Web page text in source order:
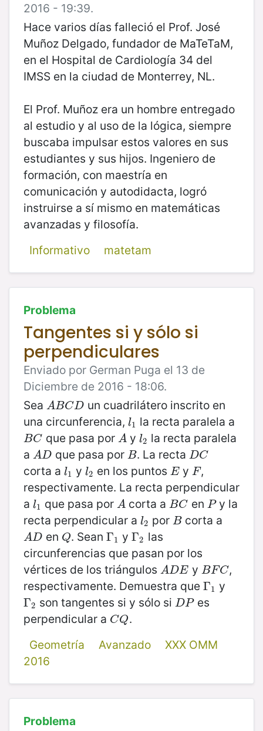
2016 - 19:39.
Hace varios días falleció el Prof. José
Muñoz Delgado, fundador de MaTeTaM,
en el Hospital de Cardiología 34 del
IMSS en la ciudad de Monterrey, NL.
El Prof. Muñoz era un hombre entregado
al estudio y al uso de la lógica, siempre
buscaba impulsar estos valores en sus
estudiantes y sus hijos. Ingeniero de
formación, con maestría en
comunicación y autodidacta, logró
instruirse a sí mismo en matemáticas
avanzadas y filosofía.
Informativo
matetam
Problema
Tangentes si y sólo si
perpendiculares
Enviado por German Puga el 13 de
Diciembre de 2016 - 18:06.
Sea A BCD
ABCD
un cuadrilátero inscrito en
una circunferencia, l1
l1 la recta paralela a
BC
BC que pasa por A
A y l2
l2 la recta paralela
a A D
AD que pasa por B
B. La recta DC
DC
corta a l1
l1 y l2
l2 en los puntos E
E y F
F,
respectivamente. La recta perpendicular
a l1
l1 que pasa por A
A corta a BC
BC en P
Py la
recta perpendicular a l2
l2 por B
Bcorta a
A D
AD en Q
Q. Sean Γ1
Γ1 yΓ2
Γ2 las
circunferencias que pasan por los
vértices de los triángulos A DE
ADE y BFC
BFC ,
respectivamente. Demuestra que Γ1
Γ1 y
Γ2
Γ2 son tangentes si y sólo si DP
DP es
perpendicular a CQ
CQ .
Geometría
Avanzado
XXX OMM
2016
Problema